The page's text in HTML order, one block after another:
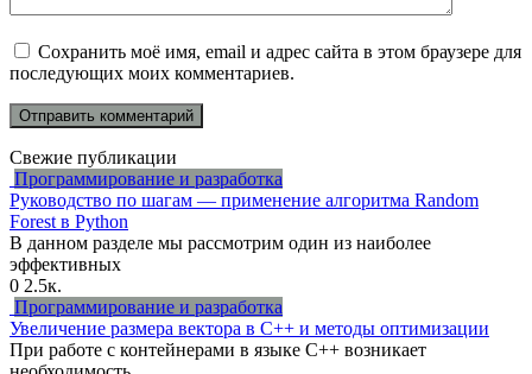
Сохранить моё имя, email и адрес сайта в этом браузере для
последующих моих комментариев.
Свежие публикации
Программирование и разработка
Руководство по шагам — применение алгоритма Random
Forest в Python
В данном разделе мы рассмотрим один из наиболее
эффективных
0 2.5к.
Программирование и разработка
Увеличение размера вектора в C++ и методы оптимизации
При работе с контейнерами в языке C++ возникает